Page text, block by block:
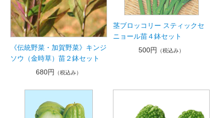
《伝統野菜・加賀野菜》キンジ
ソウ（金時草）苗２鉢セット
680円
（税込み）
茎ブロッコリー スティックセ
ニョール苗４鉢セット
500円
（税込み）